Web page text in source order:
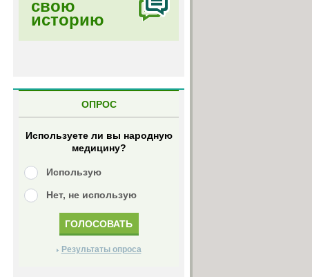
свою
историю
ОПРОС
Используете ли вы народную
медицину?
Использую
Нет, не использую
Результаты опроса